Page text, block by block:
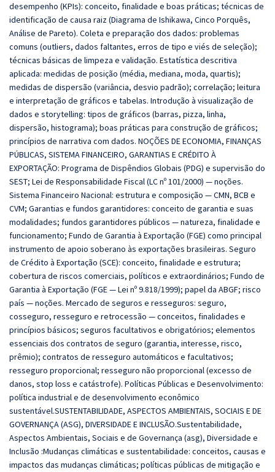
desempenho (KPIs): conceito, finalidade e boas práticas; técnicas de
identificação de causa raiz (Diagrama de Ishikawa, Cinco Porquês,
Análise de Pareto). Coleta e preparação dos dados: problemas
comuns (outliers, dados faltantes, erros de tipo e viés de seleção);
técnicas básicas de limpeza e validação. Estatística descritiva
aplicada: medidas de posição (média, mediana, moda, quartis);
medidas de dispersão (variância, desvio padrão); correlação; leitura
e interpretação de gráficos e tabelas. Introdução à visualização de
dados e storytelling: tipos de gráficos (barras, pizza, linha,
dispersão, histograma); boas práticas para construção de gráficos;
princípios de narrativa com dados. NOÇÕES DE ECONOMIA, FINANÇAS
PÚBLICAS, SISTEMA FINANCEIRO, GARANTIAS E CRÉDITO À
EXPORTAÇÃO: Programa de Dispêndios Globais (PDG) e supervisão do
SEST; Lei de Responsabilidade Fiscal (LC nº 101/2000) — noções.
Sistema Financeiro Nacional: estrutura e composição — CMN, BCB e
CVM; Garantias e fundos garantidores: conceito de garantia e suas
modalidades; fundos garantidores públicos — natureza, finalidade e
funcionamento; Fundo de Garantia à Exportação (FGE) como principal
instrumento de apoio soberano às exportações brasileiras. Seguro
de Crédito à Exportação (SCE): conceito, finalidade e estrutura;
cobertura de riscos comerciais, políticos e extraordinários; Fundo de
Garantia à Exportação (FGE — Lei nº 9.818/1999); papel da ABGF; risco
país — noções. Mercado de seguros e resseguros: seguro,
cosseguro, resseguro e retrocessão — conceitos, finalidades e
princípios básicos; seguros facultativos e obrigatórios; elementos
essenciais dos contratos de seguro (garantia, interesse, risco,
prêmio); contratos de resseguro automáticos e facultativos;
resseguro proporcional; resseguro não proporcional (excesso de
danos, stop loss e catástrofe). Políticas Públicas e Desenvolvimento:
política industrial e de desenvolvimento econômico
sustentável.SUSTENTABILIDADE, ASPECTOS AMBIENTAIS, SOCIAIS E DE
GOVERNANÇA (ASG), DIVERSIDADE E INCLUSÃO.Sustentabilidade,
Aspectos Ambientais, Sociais e de Governança (asg), Diversidade e
Inclusão :Mudanças climáticas e sustentabilidade: conceitos, causas e
impactos das mudanças climáticas; políticas públicas de mitigação e